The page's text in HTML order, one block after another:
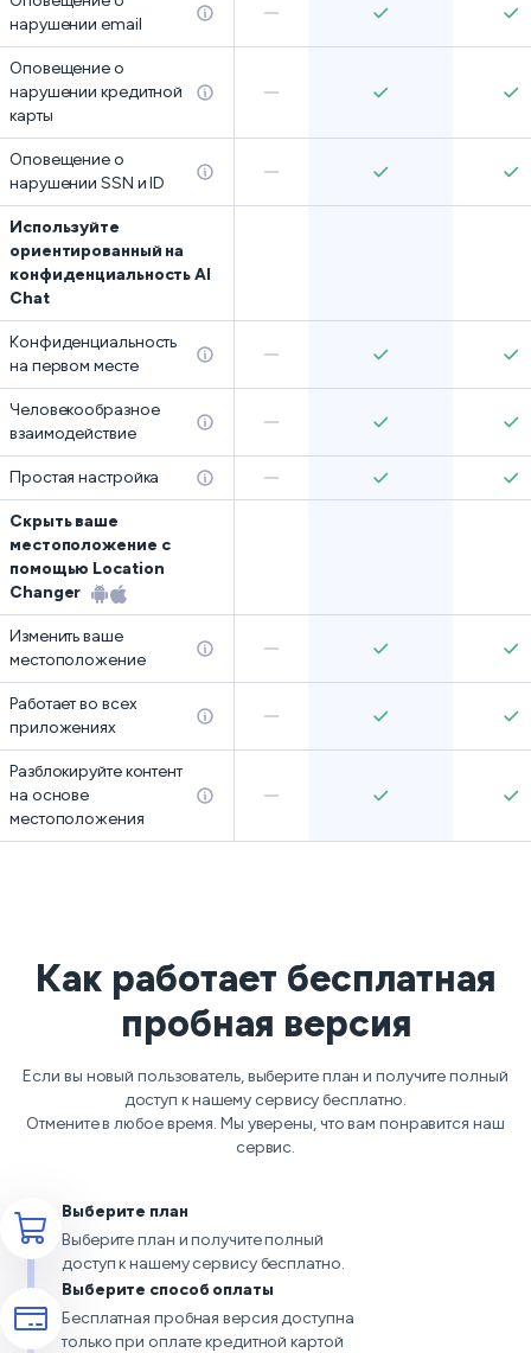
нарушении email
Оповещение о
нарушении кредитной
карты
Оповещение о
нарушении SSN и ID
Используйте
ориентированный на
конфиденциальность AI
Chat
Конфиденциальность
на первом месте
Человекообразное
взаимодействие
Простая настройка
Скрыть ваше
местоположение с
помощью Location
Changer
Изменить ваше
местоположение
Работает во всех
приложениях
Разблокируйте контент
на основе
местоположения
Как работает бесплатная
пробная версия
Если вы новый пользователь, выберите план и получите полный
доступ к нашему сервису бесплатно.
Отмените в любое время. Мы уверены, что вам понравится наш
сервис.
Выберите план
Выберите план и получите полный
доступ к нашему сервису бесплатно.
Выберите способ оплаты
Бесплатная пробная версия доступна
только при оплате кредитной картой